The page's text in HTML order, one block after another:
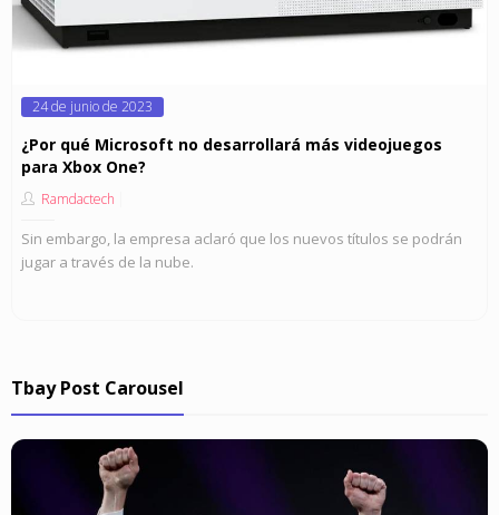
Posted
24 de junio de 2023
¿Por qué Microsoft no desarrollará más videojuegos
para Xbox One?
Ramdactech
Sin embargo, la empresa aclaró que los nuevos títulos se podrán
jugar a través de la nube.
Tbay Post Carousel